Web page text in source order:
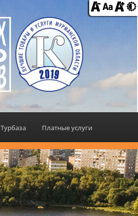
Турбаза Платные услуги